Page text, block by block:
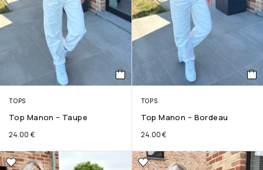
TOPS
Top Manon – Taupe
24.00 €
TOPS
Top Manon – Bordeau
24.00€